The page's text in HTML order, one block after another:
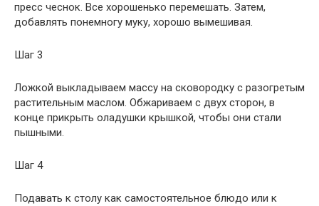
пресс чеснок. Все хорошенько перемешать. Затем,
добавлять понемногу муку, хорошо вымешивая.
Шаг 3
Ложкой выкладываем массу на сковородку с разогретым
растительным маслом. Обжариваем с двух сторон, в
конце прикрыть оладушки крышкой, чтобы они стали
пышными.
Шаг 4
Подавать к столу как самостоятельное блюдо или к